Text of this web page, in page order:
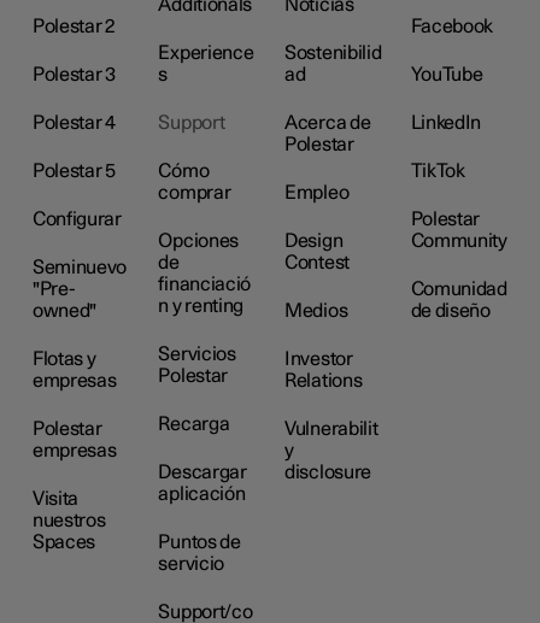
Polestar 2
Polestar 3
Polestar 4
Polestar 5
Configurar
Seminuevo
"Pre-
owned"
Flotas y
empresas
Polestar
empresas
Visita
nuestros
Spaces
Additionals
Experience
s
Support
Cómo
comprar
Opciones
de
financiació
n y renting
Servicios
Polestar
Recarga
Descargar
aplicación
Puntos de
servicio
Support/co
Noticias
Sostenibilid
ad
Acerca de
Polestar
Empleo
Design
Contest
Medios
Investor
Relations
Vulnerabilit
y
disclosure
Facebook
YouTube
LinkedIn
TikTok
Polestar
Community
Comunidad
de diseño